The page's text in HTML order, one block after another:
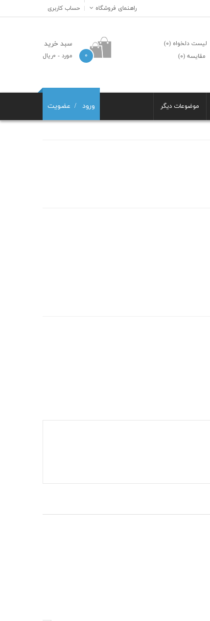
حساب کاربری راهنمای فروشگاه
لیست دلخواه (۰)
مقایسه (۰)
سبد خرید
۰ مورد - ۰ریال
موضوعات دیگر ورود عضویت